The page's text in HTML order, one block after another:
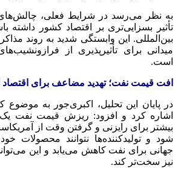
به نظر می‌رسد در شرایط فعلی، چالش‌های
تأثیر بسزایی‌تری بر اقتصاد کشور داشته
بین‌المللی. این وابستگی شدید به روند
میدانی برای تأثیرپذیری از
است.
افت قیمت نفت؛ تهدید مضاعف برای اقتصاد
در پایان این تحلیل، اکبری‌جور به
اشاره کرد و افزود: ریزش قیمت نفت
بیشتر برای رایزنی و گرفتن وقت از
شود و تولیدکننده‌ها نتوانند محصولات
جهانی برای نفت کاهش می‌یابد و این
نیز سخت‌تر کند.